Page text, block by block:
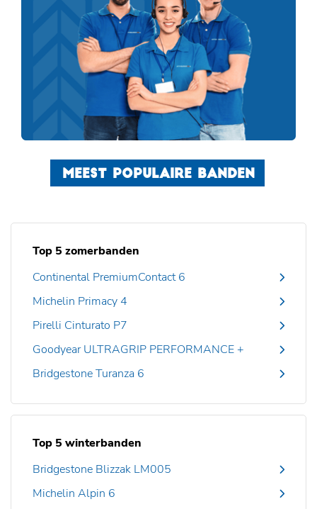
MEEST POPULAIRE BANDEN
Top 5 zomerbanden
Continental PremiumContact 6
Michelin Primacy 4
Pirelli Cinturato P7
Goodyear ULTRAGRIP PERFORMANCE +
Bridgestone Turanza 6
Top 5 winterbanden
Bridgestone Blizzak LM005
Michelin Alpin 6